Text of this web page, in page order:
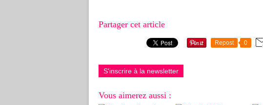
Partager cet article
Repost 0
S'inscrire à la newsletter
Vous aimerez aussi :